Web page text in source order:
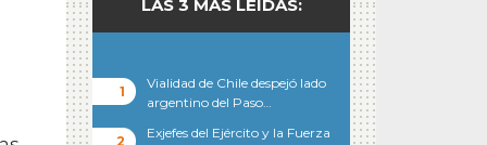
LAS 3 MÁS LEÍDAS:
Vialidad de Chile despejó lado
argentino del Paso…
Exjefes del Ejército y la Fuerza